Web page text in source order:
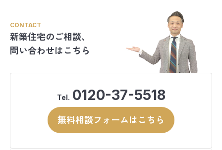
CONTACT
新築住宅のご相談、
問い合わせはこちら
Tel. 0120-37-5518
無料相談フォームはこちら